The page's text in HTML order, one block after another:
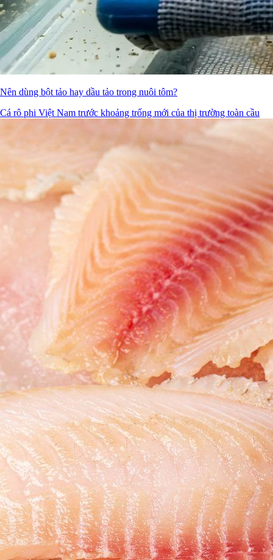
Nên dùng bột tảo hay dầu tảo trong nuôi tôm?
Cá rô phi Việt Nam trước khoảng trống mới của thị trường toàn cầu